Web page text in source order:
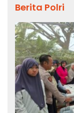
Berita Polri